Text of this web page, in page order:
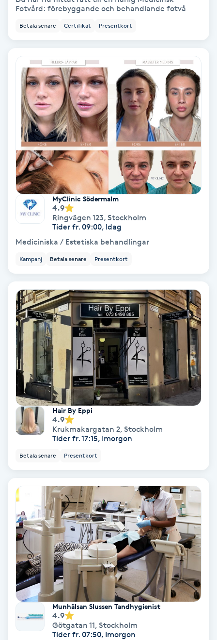
Ansiktsbehandling djuprengörande
Balayage
Bambumassage
Barber
Barnklippning
BIAB
Blowout
Bottenfärg
Brynformning
Brynfärgning
Brynplockning
Bröllopsuppsättning
Celluliter
Coachning
Color correction
Damklippning
Dermapen
Diamantslipning
Enzympeeling
Extensions
Fotvård: förebyggande och behandlande fotvå
Betala senare Certifikat Presentkort
MyClinic Södermalm
4.9
Ringvägen 123, Stockholm
Tider fr. 09:00, Idag
Mediciniska / Estetiska behandlingar
Kampanj Betala senare Presentkort
Hair By Eppi
4.9
Krukmakargatan 2, Stockholm
Tider fr. 17:15, Imorgon
Betala senare Presentkort
Munhälsan Slussen Tandhygienist
4.9
Götgatan 11, Stockholm
Tider fr. 07:50, Imorgon